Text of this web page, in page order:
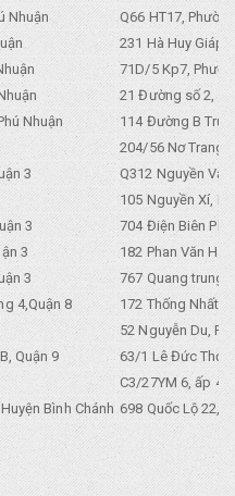
Nhuận
Q66 HT17,
231 Hà Huy Giáp,
71D/5 Kp7,
21 Đường số 2,
Nhuận
114 Đường B
204/56 Nơ Trang
3
Q312 Nguyền
105 Nguyền Xí,
3
704 Điện Biên
3
182 Phan Văn
3
767 Quang trung,
4,Quận 8
172 Thống Nhất.
52 Nguyễn Du,
Quận 9
63/1 Lê Đức Thọ,
C3/27YM 6, ấp 4,
Bình Chánh 698 Quốc Lộ 22,